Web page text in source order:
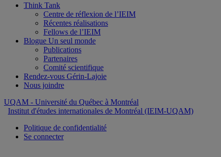
Think Tank
Centre de réflexion de l’IEIM
Récentes réalisations
Fellows de l’IEIM
Blogue Un seul monde
Publications
Partenaires
Comité scientifique
Rendez-vous Gérin-Lajoie
Nous joindre
UQAM - Université du Québec à Montréal
Institut d'études internationales de Montréal (IEIM-UQAM)
Politique de confidentialité
Se connecter